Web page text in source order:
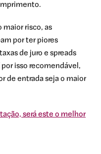
risco, as
por ter piores
de juro e spreads
isso recomendável,
de entrada seja o maior
será este o melhor